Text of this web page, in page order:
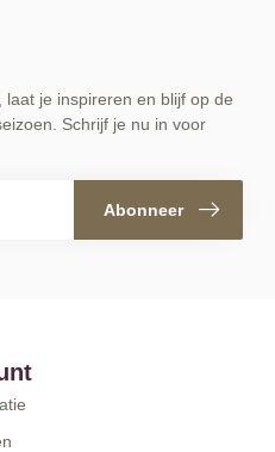
je inspireren en blijf op de
Schrijf je nu in voor
Abonneer